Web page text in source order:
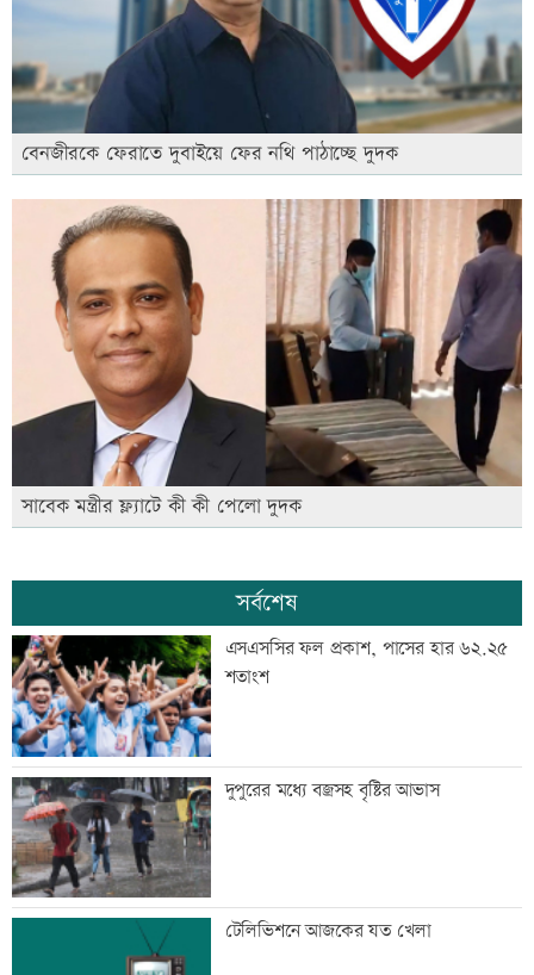
বেনজীরকে ফেরাতে দুবাইয়ে ফের নথি পাঠাচ্ছে দুদক
সাবেক মন্ত্রীর ফ্ল্যাটে কী কী পেলো দুদক
সর্বশেষ
এসএসসির ফল প্রকাশ, পাসের হার ৬২.২৫
শতাংশ
দুপুরের মধ্যে বজ্রসহ বৃষ্টির আভাস
টেলিভিশনে আজকের যত খেলা